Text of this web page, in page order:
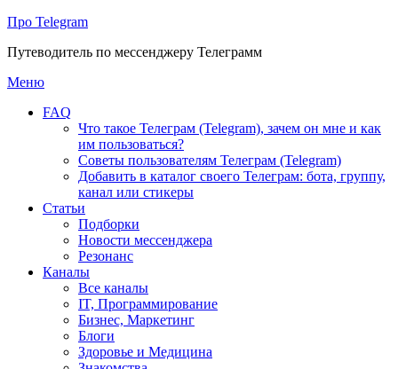
Про Telegram
Путеводитель по мессенджеру Телеграмм
Перейти
содержимому
Меню
FAQ
Что такое Телеграм (Telegram), зачем он мне и как
им пользоваться?
Советы пользователям Телеграм (Telegram)
Добавить в каталог своего Телеграм: бота, группу,
канал или стикеры
Статьи
Подборки
Новости мессенджера
Резонанс
Каналы
Все каналы
IT, Программирование
Бизнес, Маркетинг
Блоги
Здоровье и Медицина